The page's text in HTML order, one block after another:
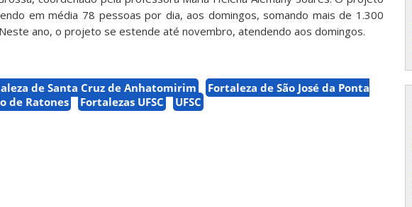
em média 78 pessoas por dia, aos domingos, somando mais de 1.300
ano, o projeto se estende até novembro, atendendo aos domingos.
de Santa Cruz de Anhatomirim
Fortaleza de São José da Ponta
de Ratones Fortalezas UFSC UFSC